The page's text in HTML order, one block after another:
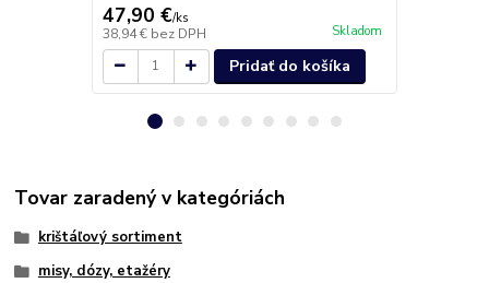
47,90 €/ks
38,94 € bez DPH Skladom
Pridať do košíka
Tovar zaradený v kategóriách
krištáľový sortiment
misy, dózy, etažéry